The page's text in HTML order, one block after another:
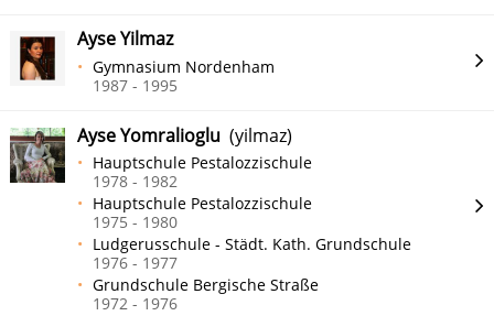
Ayse Yilmaz
Gymnasium Nordenham
1987 - 1995
Ayse Yomralioglu (yilmaz)
Hauptschule Pestalozzischule
1978 - 1982
Hauptschule Pestalozzischule
1975 - 1980
Ludgerusschule - Städt. Kath. Grundschule
1976 - 1977
Grundschule Bergische Straße
1972 - 1976